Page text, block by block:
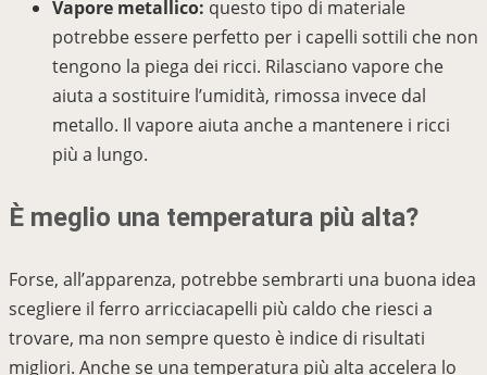
Vapore metallico: questo tipo di materiale
potrebbe essere perfetto per i capelli sottili che non
tengono la piega dei ricci. Rilasciano vapore che
aiuta a sostituire l’umidità, rimossa invece dal
metallo. Il vapore aiuta anche a mantenere i ricci
più a lungo.
È meglio una temperatura più alta?
Forse, all’apparenza, potrebbe sembrarti una buona idea
scegliere il ferro arricciacapelli più caldo che riesci a
trovare, ma non sempre questo è indice di risultati
migliori. Anche se una temperatura più alta accelera lo